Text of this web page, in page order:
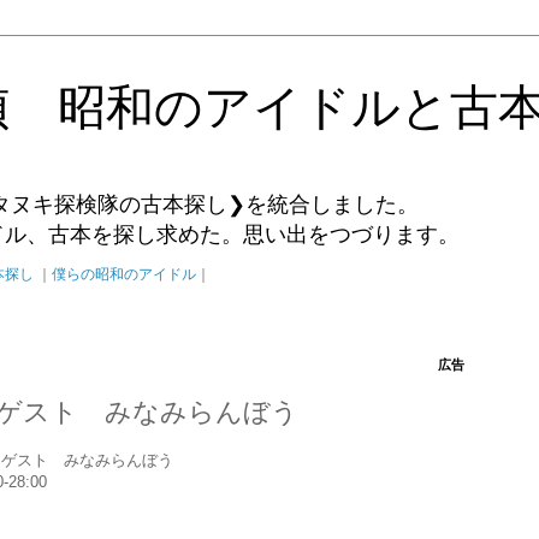
昭和のアイドルと古
キ探検隊の古本探し❯を統合しました。
、古本を探し求めた。思い出をつづります。
し 僕らの昭和のアイドル
スト みなみらんぼう
スト みなみらんぼう
28:00
広告